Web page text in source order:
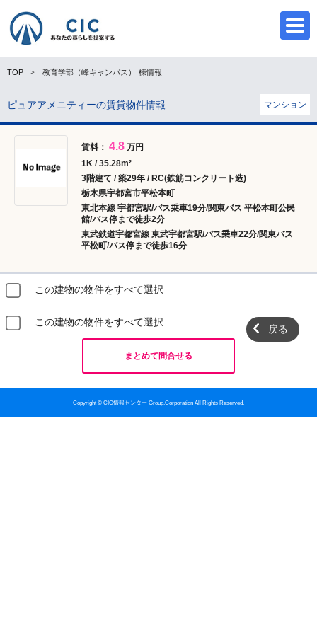
TOP 教育学部（峰キャンパス） 棟情報
ピュアアメニティーの賃貸物件情報 マンション
賃料： 4.8 万円
1K / 35.28m²
3階建て / 築29年 / RC(鉄筋コンクリート造)
栃木県宇都宮市平松本町
東北本線 宇都宮駅/バス乗車19分/関東バス 平松本町公民
館/バス停まで徒歩2分
東武鉄道宇都宮線 東武宇都宮駅/バス乗車22分/関東バス
平松町/バス停まで徒歩16分
この建物の物件をすべて選択
この建物の物件をすべて選択
戻る
まとめて問合せる
Copyright © CIC情報センター Group.Corporation All Rights Reserved.